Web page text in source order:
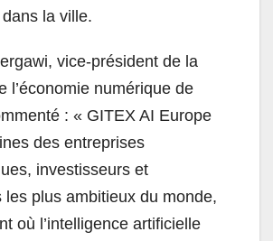
la ville.
vice-président de la
l’économie numérique de
: « GITEX AI Europe
des entreprises
investisseurs et
les plus ambitieux du monde,
où l’intelligence artificielle